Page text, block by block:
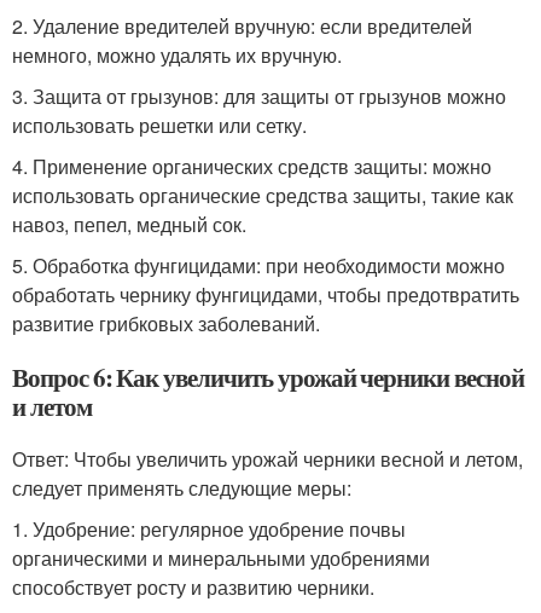
2. Удаление вредителей вручную: если вредителей
немного, можно удалять их вручную.
3. Защита от грызунов: для защиты от грызунов можно
использовать решетки или сетку.
4. Применение органических средств защиты: можно
использовать органические средства защиты, такие как
навоз, пепел, медный сок.
5. Обработка фунгицидами: при необходимости можно
обработать чернику фунгицидами, чтобы предотвратить
развитие грибковых заболеваний.
Вопрос 6: Как увеличить урожай черники весной
и летом
Ответ: Чтобы увеличить урожай черники весной и летом,
следует применять следующие меры:
1. Удобрение: регулярное удобрение почвы
органическими и минеральными удобрениями
способствует росту и развитию черники.